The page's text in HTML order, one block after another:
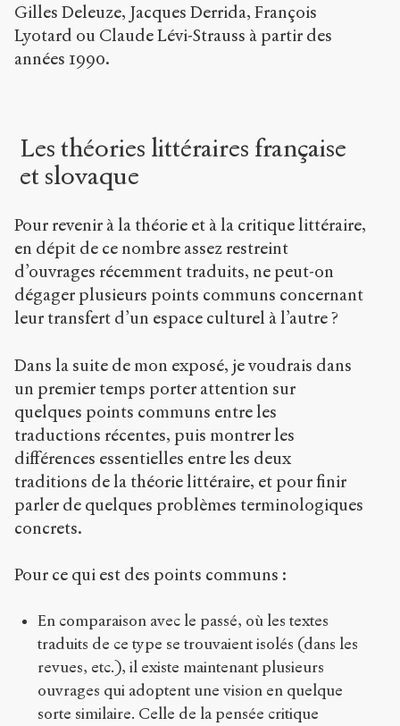
Gilles Deleuze, Jacques Derrida, François
Lyotard ou Claude Lévi-Strauss à partir des
années 1990.
Les théories littéraires française
et slovaque
Pour revenir à la théorie et à la critique littéraire,
en dépit de ce nombre assez restreint
d’ouvrages récemment traduits, ne peut-on
dégager plusieurs points communs concernant
leur transfert d’un espace culturel à l’autre ?
Dans la suite de mon exposé, je voudrais dans
un premier temps porter attention sur
quelques points communs entre les
traductions récentes, puis montrer les
différences essentielles entre les deux
traditions de la théorie littéraire, et pour finir
parler de quelques problèmes terminologiques
concrets.
Pour ce qui est des points communs :
En comparaison avec le passé, où les textes
traduits de ce type se trouvaient isolés (dans les
revues, etc.), il existe maintenant plusieurs
ouvrages qui adoptent une vision en quelque
sorte similaire. Celle de la pensée critique